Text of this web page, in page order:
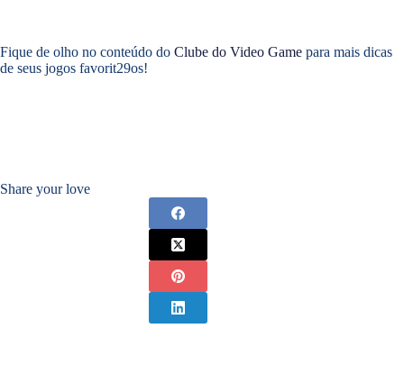
Fique de olho no conteúdo do Clube do Video Game para mais dicas
de seus jogos favorit29os!
Share your love